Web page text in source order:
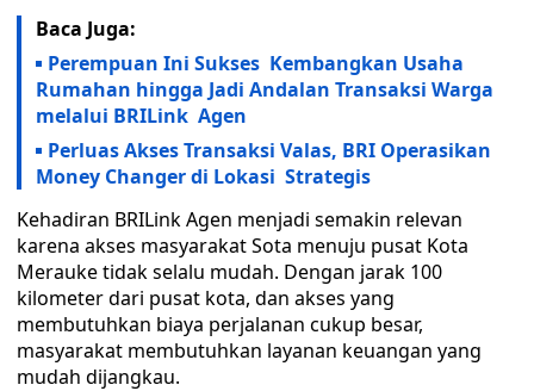
Baca Juga:
Perempuan Ini Sukses Kembangkan Usaha
Rumahan hingga Jadi Andalan Transaksi Warga
melalui BRILink Agen
Perluas Akses Transaksi Valas, BRI Operasikan
Money Changer di Lokasi Strategis
Kehadiran BRILink Agen menjadi semakin relevan
karena akses masyarakat Sota menuju pusat Kota
Merauke tidak selalu mudah. Dengan jarak 100
kilometer dari pusat kota, dan akses yang
membutuhkan biaya perjalanan cukup besar,
masyarakat membutuhkan layanan keuangan yang
mudah dijangkau.